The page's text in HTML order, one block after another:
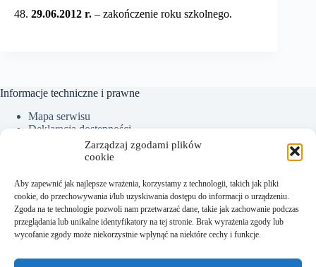
Zarządzaj zgodami plików
cookie
Aby zapewnić jak najlepsze wrażenia, korzystamy z technologii, takich jak pliki
cookie, do przechowywania i/lub uzyskiwania dostępu do informacji o urządzeniu.
Zgoda na te technologie pozwoli nam przetwarzać dane, takie jak zachowanie podczas
przeglądania lub unikalne identyfikatory na tej stronie. Brak wyrażenia zgody lub
wycofanie zgody może niekorzystnie wpłynąć na niektóre cechy i funkcje.
48. 29.06.2012 r. – zakończenie roku szkolnego.
Informacje techniczne i prawne
Mapa serwisu
Deklaracja dostępności
Ochrona Danych Osobowych
Polityka plików cookies (EU)
Kontakt:
Sekretariat tel.: +48 18 300 01 93
Dyrektor tel. kom.: +48 782 538 840